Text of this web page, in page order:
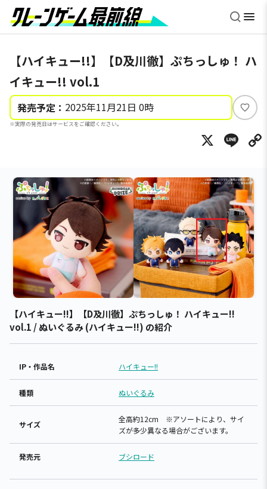
【ハイキュー!!】【D及川徹】ぷちっしゅ！ ハ
イキュー!! vol.1
発売予定： 2025年11月21日 0時
※実際の発売日はサービスをご確認ください。
い
ね
X
【ハイキュー!!】【D及川徹】ぷちっしゅ！ ハイキュー!!
vol.1 / ぬいぐるみ (ハイキュー!!) の紹介
IP・作品名 ハイキュー!!
種類 ぬいぐるみ
サイズ
全高約12cm ※アソートにより、サイ
ズが多少異なる場合がございます。
発売元 ブシロード